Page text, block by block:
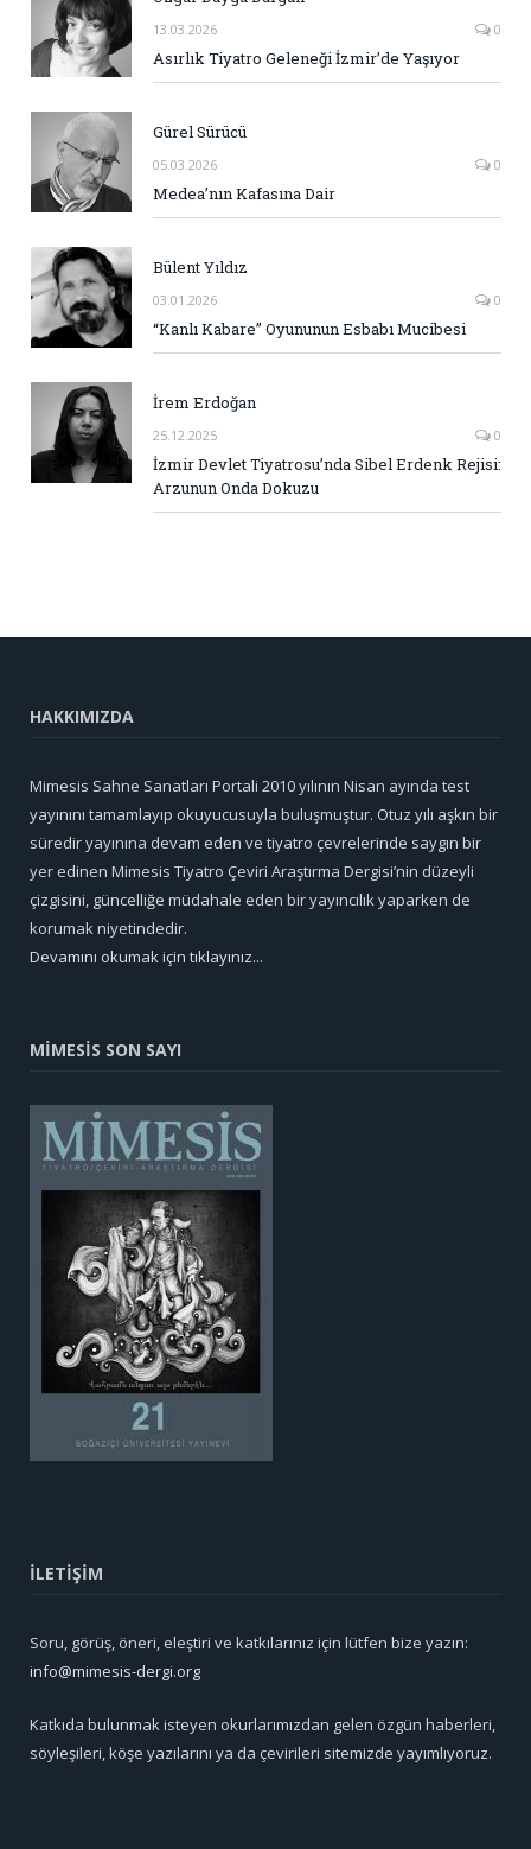
13.03.2026 0
Asırlık Tiyatro Geleneği İzmir’de Yaşıyor
Gürel Sürücü
05.03.2026 0
Medea’nın Kafasına Dair
Bülent Yıldız
03.01.2026 0
“Kanlı Kabare” Oyununun Esbabı Mucibesi
İrem Erdoğan
25.12.2025 0
İzmir Devlet Tiyatrosu’nda Sibel Erdenk Rejisi:
Arzunun Onda Dokuzu
HAKKIMIZDA
Mimesis Sahne Sanatları Portali 2010 yılının Nisan ayında test
yayınını tamamlayıp okuyucusuyla buluşmuştur. Otuz yılı aşkın bir
süredir yayınına devam eden ve tiyatro çevrelerinde saygın bir
yer edinen Mimesis Tiyatro Çeviri Araştırma Dergisi’nin düzeyli
çizgisini, güncelliğe müdahale eden bir yayıncılık yaparken de
korumak niyetindedir.
Devamını okumak için tıklayınız...
MİMESİS SON SAYI
İLETİŞİM
Soru, görüş, öneri, eleştiri ve katkılarınız için lütfen bize yazın:
info@mimesis-dergi.org
Katkıda bulunmak isteyen okurlarımızdan gelen özgün haberleri,
söyleşileri, köşe yazılarını ya da çevirileri sitemizde yayımlıyoruz.